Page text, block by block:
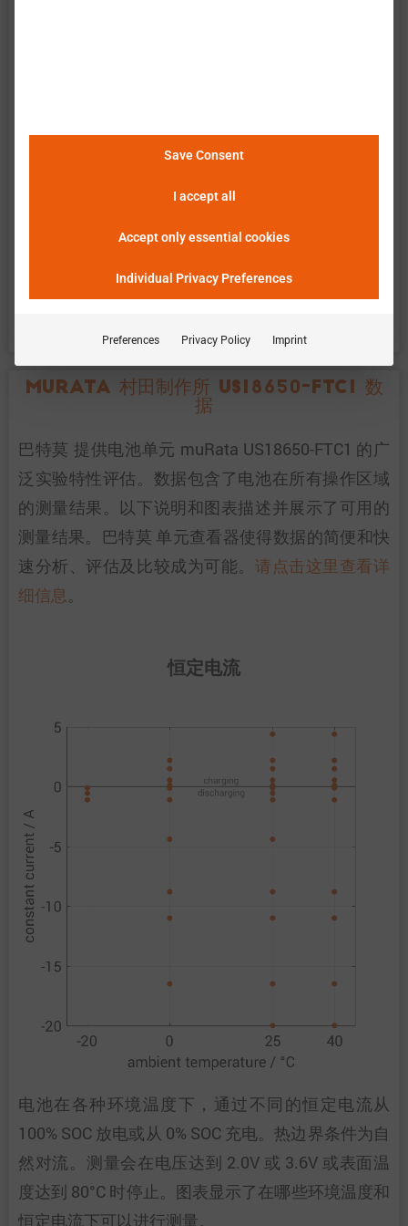
平均精度和相应的仿真工具将在巴特莫（Batemo）
muRata 村田制作所 US18650-FTC1 数
据
巴特莫 提供电池单元 muRata US18650-FTC1 的广
泛实验特性评估。数据包含了电池在所有操作区域
的测量结果。以下说明和图表描述并展示了可用的
测量结果。巴特莫 单元查看器使得数据的简便和快
速分析、评估及比较成为可能。 请点击这里查看详
细信息。
恒定电流
电池在各种环境温度下，通过不同的恒定电流从
100% SOC 放电或从 0% SOC 充电。热边界条件为自
然对流。测量会在电压达到 2.0V 或 3.6V 或表面温
度达到 80°C 时停止。图表显示了在哪些环境温度和
恒定电流下可以进行测量。
Save Consent
I accept all
Accept only essential cookies
Individual Privacy Preferences
Preferences Privacy Policy Imprint